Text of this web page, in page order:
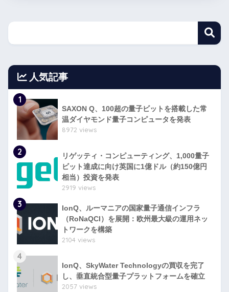
人気記事
1
SAXON Q、100超の量子ビットを搭載した常
温ダイヤモンド量子コンピュータを発表
8972 views
2
リゲッティ・コンピューティング、1,000量子
ビット達成に向け英国に1億ドル（約150億円
相当）投資を発表
2919 views
3
IonQ、ルーマニアの国家量子通信インフラ
（RoNaQCI）を展開：欧州最大級の運用ネッ
トワークを構築
2104 views
4
IonQ、SkyWater Technologyの買収を完了
し、垂直統合型量子プラットフォームを確立
2057 views